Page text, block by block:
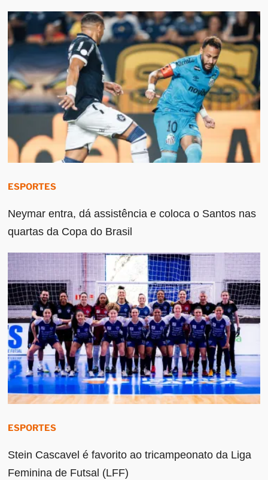
ESPORTES
Neymar entra, dá assistência e coloca o Santos nas
quartas da Copa do Brasil
ESPORTES
Stein Cascavel é favorito ao tricampeonato da Liga
Feminina de Futsal (LFF)